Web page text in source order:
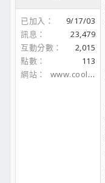
已加入
9/17/03
訊息
23,479
互動分數
2,015
點數
113
網站
www.coolaler.com